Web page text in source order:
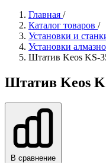
Главная /
Каталог товаров /
Установки и
Установки
Штатив Keos KS-
Штатив Keos
В сравнение